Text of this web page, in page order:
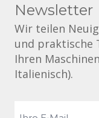
Newsletter
Wir teilen
und praktische
Ihren
Italienisch).